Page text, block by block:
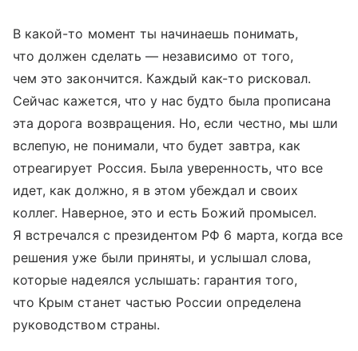
В какой-то момент ты начинаешь понимать,
что должен сделать — независимо от того,
чем это закончится. Каждый как-то рисковал.
Сейчас кажется, что у нас будто была прописана
эта дорога возвращения. Но, если честно, мы шли
вслепую, не понимали, что будет завтра, как
отреагирует Россия. Была уверенность, что все
идет, как должно, я в этом убеждал и своих
коллег. Наверное, это и есть Божий промысел.
Я встречался с президентом РФ 6 марта, когда все
решения уже были приняты, и услышал слова,
которые надеялся услышать: гарантия того,
что Крым станет частью России определена
руководством страны.